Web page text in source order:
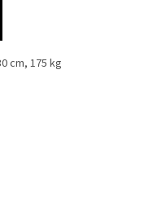
cm, 175 kg